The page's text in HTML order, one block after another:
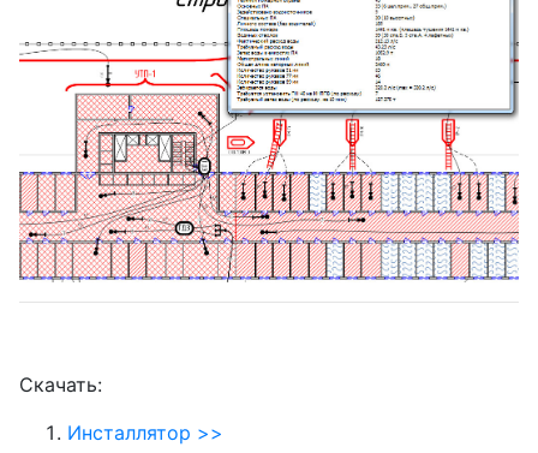
Скачать:
Инсталлятор >>